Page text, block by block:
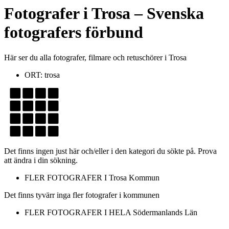
FotograferiTrosa– Svenska
fotografers förbund
Här ser du alla fotografer, filmare och retuschörer i Trosa
ORT: trosa
Det finns ingen just här och/eller i den kategori du sökte på. Prova
att ändra i din sökning.
FLER FOTOGRAFER I Trosa Kommun
Det finns tyvärr inga fler fotografer i kommunen
FLER FOTOGRAFER I HELA Södermanlands Län